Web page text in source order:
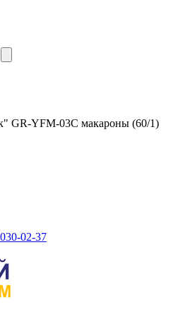
GR-YFM-03C макароны (60/1)
02-37